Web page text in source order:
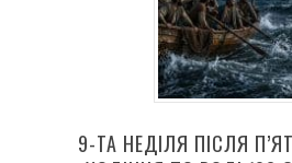
9-ТА НЕДІЛЯ ПІСЛЯ